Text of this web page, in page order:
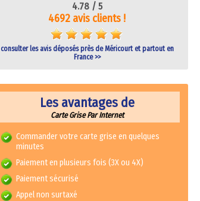
4.78 / 5
4692 avis clients !
consulter les avis déposés près de Méricourt et partout en
France >>
Les avantages de
Carte Grise Par Internet
Commander votre carte grise en quelques
minutes
Paiement en plusieurs fois (3X ou 4X)
Paiement sécurisé
Appel non surtaxé